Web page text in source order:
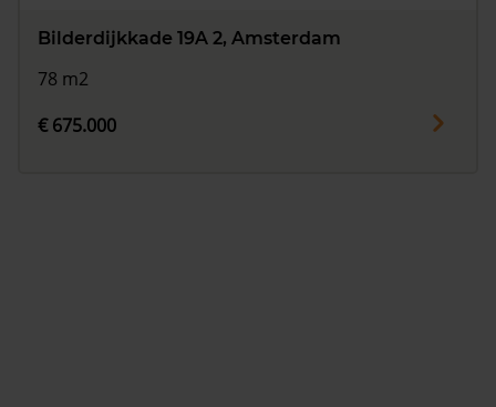
Bilderdijkkade 19A 2, Amsterdam
78 m2
€ 675.000